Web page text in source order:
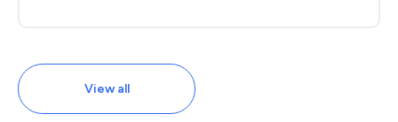
View all